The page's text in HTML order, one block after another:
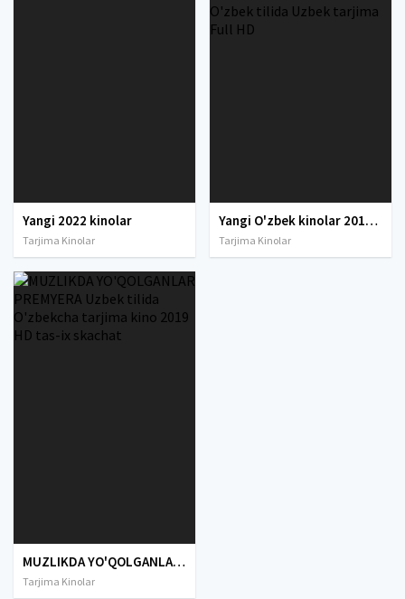
Yangi 2022 kinolar
Tarjima Kinolar
Yangi O'zbek kinolar 2010-2011-2012-2013-2014-2015-2016-2017-2018-2019-2020-2021-2022-2023-2024-2025 O'zbek tilida Uzbek tarjima Full HD
Tarjima Kinolar
MUZLIKDA YO'QOLGANLAR PREMYERA Uzbek tilida O'zbekcha tarjima kino 2019 HD tas-ix skachat
Tarjima Kinolar